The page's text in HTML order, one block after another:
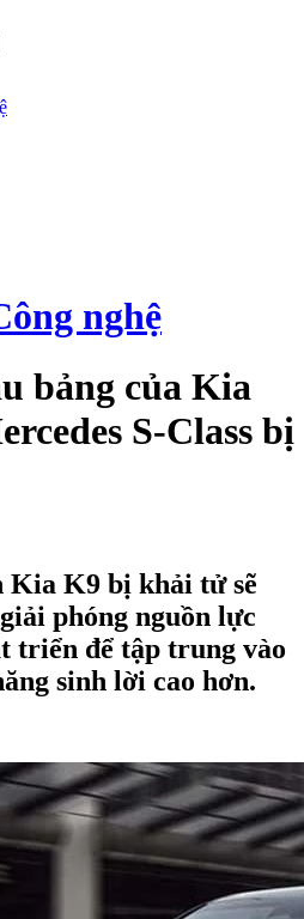
nghệ
bảng của Kia
S-Class bị
Kia K9 bị khải tử sẽ
phóng nguồn lực
triển để tập trung vào
sinh lời cao hơn.